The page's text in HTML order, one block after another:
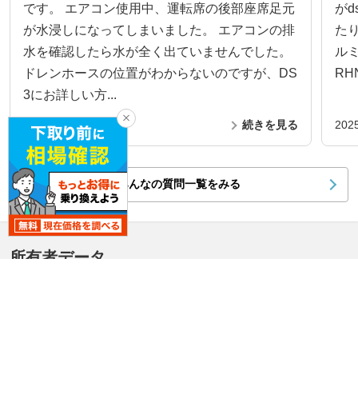
です。 エアコン使用中、運転席の後部座席足元
が水浸しになってしまいました。 エアコンの排
水を確認したら水が全く出ていませんでした。
ドレンホースの位置がわからないのですが、DS
3にお詳しい方...
2026.8.4 続きを見る
が
た
ル
みんなの質問一覧をみる
所有者データ